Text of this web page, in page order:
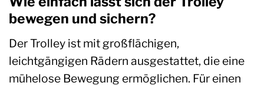
bewegen und sichern?
Der Trolley ist mit großflächigen,
leichtgängigen Rädern ausgestattet, die eine
mühelose Bewegung ermöglichen. Für einen